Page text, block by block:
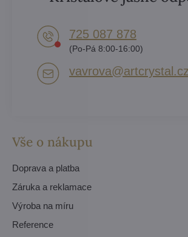
Vše o nákupu
Doprava a platba
Záruka a reklamace
Výroba na míru
Reference
725 087 878​
(Po-Pá 8:00-16:00)
vavrova​@artcrystal​.cz